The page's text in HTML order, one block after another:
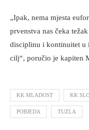
„Ipak, nema mjesta
prvenstva nas čeka
disciplinu i kontinuitet u
cilj“, poručio je kapiten
KK MLADOST KK
POBJEDA TUZLA